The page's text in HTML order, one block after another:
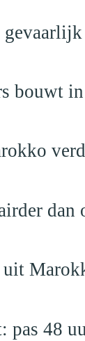
bouwt
pas 48